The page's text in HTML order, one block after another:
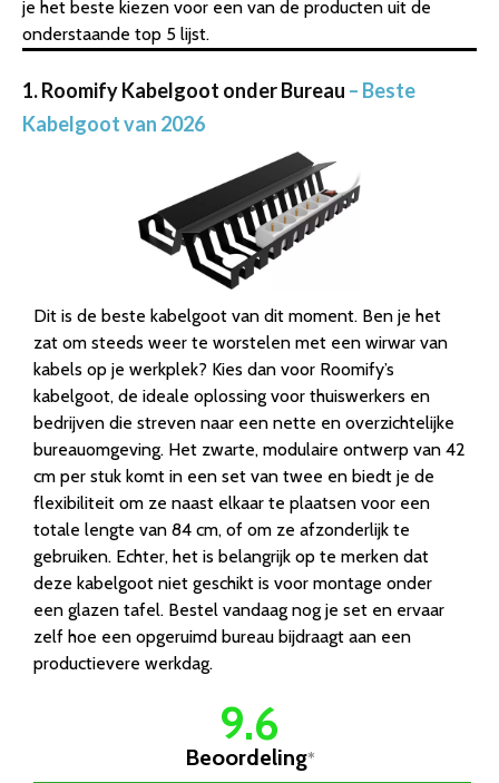
je het beste kiezen voor een van de producten uit de
onderstaande top 5 lijst.
1. Roomify Kabelgoot onder Bureau – Beste
Kabelgoot van 2026
Dit is de beste kabelgoot van dit moment. Ben je het
zat om steeds weer te worstelen met een wirwar van
kabels op je werkplek? Kies dan voor Roomify’s
kabelgoot, de ideale oplossing voor thuiswerkers en
bedrijven die streven naar een nette en overzichtelijke
bureauomgeving. Het zwarte, modulaire ontwerp van 42
cm per stuk komt in een set van twee en biedt je de
flexibiliteit om ze naast elkaar te plaatsen voor een
totale lengte van 84 cm, of om ze afzonderlijk te
gebruiken. Echter, het is belangrijk op te merken dat
deze kabelgoot niet geschikt is voor montage onder
een glazen tafel. Bestel vandaag nog je set en ervaar
zelf hoe een opgeruimd bureau bijdraagt aan een
productievere werkdag.
9.6
Beoordeling*